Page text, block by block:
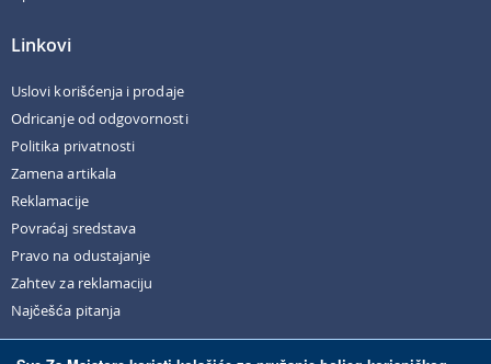
Linkovi
Uslovi korišćenja i prodaje
Odricanje od odgovornosti
Politika privatnosti
Zamena artikala
Reklamacije
Povraćaj sredstava
Pravo na odustajanje
Zahtev za reklamaciju
Najčešća pitanja